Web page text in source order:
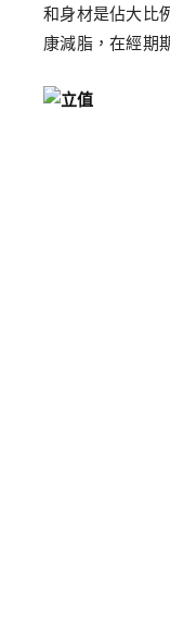
和身材是佔大比
康減脂，在經期